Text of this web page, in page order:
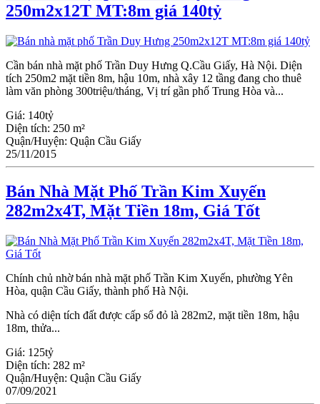
250m2x12T MT:8m giá 140tỷ
Cần bán nhà mặt phố Trần Duy Hưng Q.Cầu Giấy, Hà Nội. Diện
tích 250m2 mặt tiền 8m, hậu 10m, nhà xây 12 tầng đang cho thuê
làm văn phòng 300triệu/tháng, Vị trí gần phố Trung Hòa và...
Giá: 140tỷ
Diện tích: 250 m²
Quận/Huyện: Quận Cầu Giấy
25/11/2015
Bán Nhà Mặt Phố Trần Kim Xuyến
282m2x4T, Mặt Tiền 18m, Giá Tốt
Chính chủ nhờ bán nhà mặt phố Trần Kim Xuyến, phường Yên
Hòa, quận Cầu Giấy, thành phố Hà Nội.
Nhà có diện tích đất được cấp sổ đỏ là 282m2, mặt tiền 18m, hậu
18m, thửa...
Giá: 125tỷ
Diện tích: 282 m²
Quận/Huyện: Quận Cầu Giấy
07/09/2021